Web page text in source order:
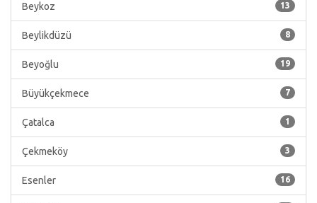
13
Beykoz
8
Beylikdüzü
19
Beyoğlu
7
Büyükçekmece
1
Çatalca
3
Çekmeköy
16
Esenler